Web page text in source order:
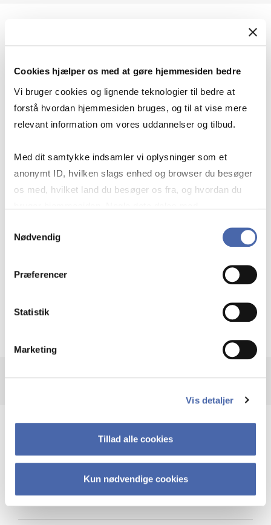
Cookies hjælper os med at gøre hjemmesiden bedre
Vi bruger cookies og lignende teknologier til bedre at
forstå hvordan hjemmesiden bruges, og til at vise mere
relevant information om vores uddannelser og tilbud.
Med dit samtykke indsamler vi oplysninger som et
anonymt ID, hvilken slags enhed og browser du besøger
os med, hvilket land du besøger os fra, og hvordan du
markedsføring. Du bestemmer selv - og kan altid trække
Nødvendig
Præferencer
Statistik
Marketing
Vis detaljer
Tillad alle cookies
Kun nødvendige cookies
Geopolitik og businesssikkerhed
navigerer man som virksomhed?
Krigen i Ukraine
Cybersikkerhed